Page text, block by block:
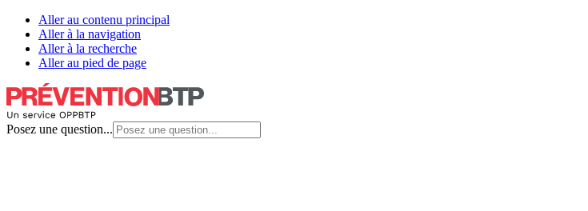
Aller au contenu principal
Aller à la navigation
Aller à la recherche
Aller au pied de page
Posez une question...